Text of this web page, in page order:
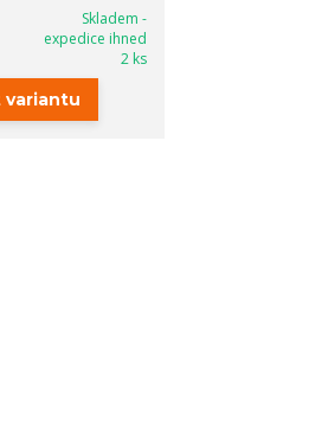
Skladem -
expedice ihned
2 ks
variantu